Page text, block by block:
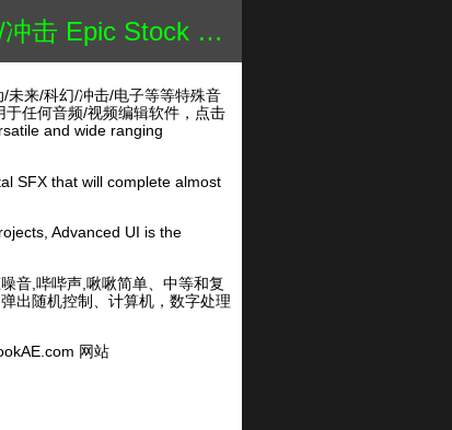
– Advanced UI
未来/科幻/冲击/电子等等特殊音
任何音频/视频编辑软件，点击
and wide ranging
SFX that will complete almost
Advanced UI is the
音,哔哔声,啾啾简单、中等和复
出随机控制、计算机，数字处理
网站